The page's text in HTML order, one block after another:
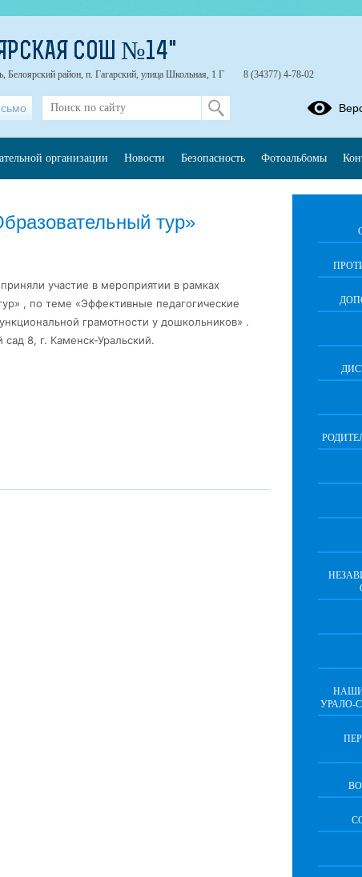
тур»
участие в мероприятии в рамках
, по теме «Эффективные педагогические
грамотности у дошкольников» .
8, г. Каменск-Уральский.
УРАЛО-
СОШ №14"
Белоярский район, п. Гагарский, улица Школьная, 1 Г 8 (34377) 4-78-02
организации Новости Безопасность Фотоальбомы